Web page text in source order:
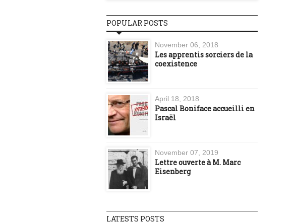
POPULAR POSTS
November 06, 2018
Les apprentis sorciers de la
coexistence
April 18, 2018
Pascal Boniface accueilli en
Israël
November 07, 2019
Lettre ouverte à M. Marc
Eisenberg
LATESTS POSTS